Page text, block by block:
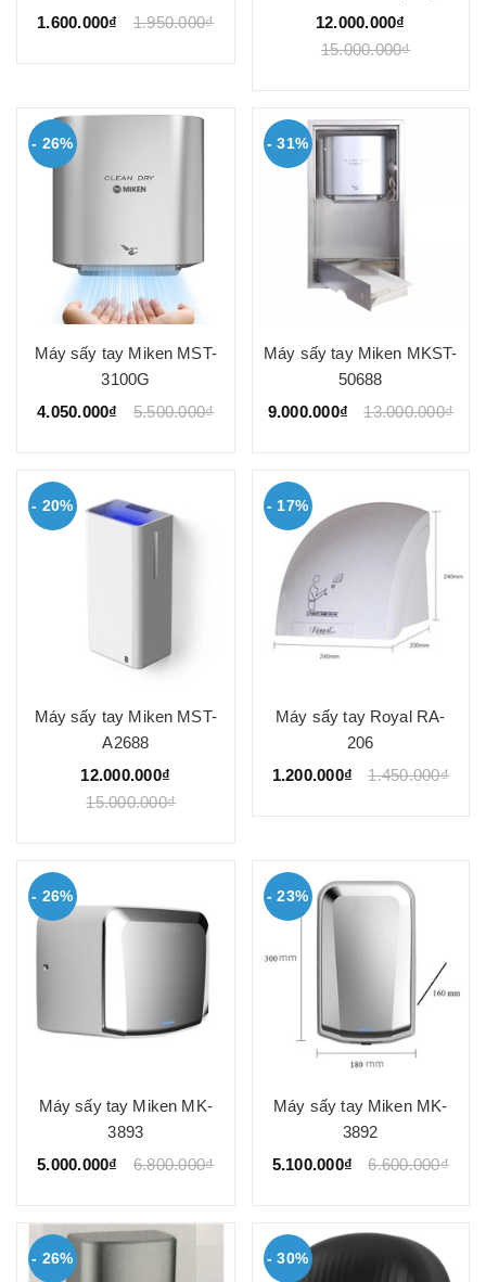
1.600.000₫
1.950.000₫
12.000.000₫
15.000.000₫
- 26%
Máy sấy tay Miken MST-
3100G
4.050.000₫
5.500.000₫
- 31%
Máy sấy tay Miken MKST-
50688
9.000.000₫
13.000.000₫
- 20%
Máy sấy tay Miken MST-
A2688
12.000.000₫
15.000.000₫
- 17%
Máy sấy tay Royal RA-
206
1.200.000₫
1.450.000₫
- 26%
Máy sấy tay Miken MK-
3893
5.000.000₫
6.800.000₫
- 23%
Máy sấy tay Miken MK-
3892
5.100.000₫
6.600.000₫
- 26% - 30%